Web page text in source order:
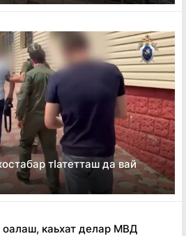
тӏатетташ да вай
оалаш, каьхат делар МВД